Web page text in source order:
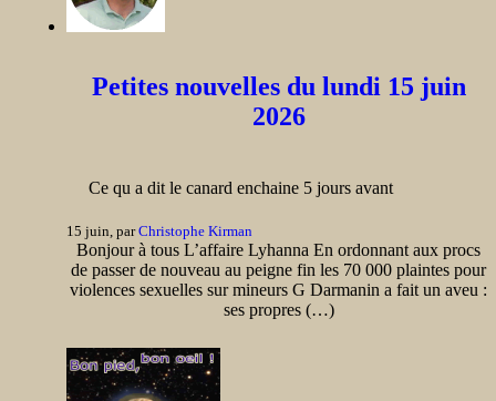
Petites nouvelles du lundi 15 juin
2026
Ce qu a dit le canard enchaine 5 jours avant
15 juin, parChristophe Kirman
Bonjour à tous L’affaire Lyhanna En ordonnant aux procs
de passer de nouveau au peigne fin les 70 000 plaintes pour
violences sexuelles sur mineurs G Darmanin a fait un aveu :
ses propres (…)